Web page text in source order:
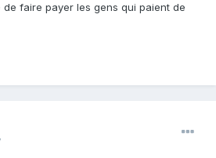
faire payer les gens qui paient de